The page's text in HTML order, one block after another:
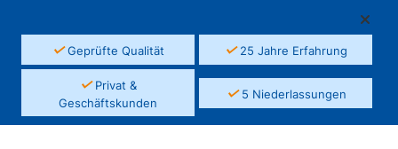
✓Geprüfte Qualität ✓25 Jahre Erfahrung
✓Privat &
Geschäftskunden
✓5 Niederlassungen